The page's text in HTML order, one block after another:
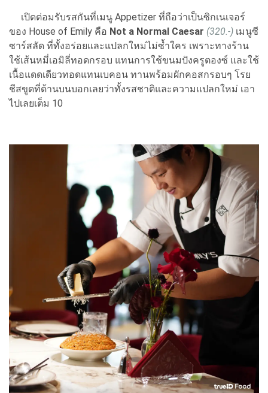
เปิดต่อมรับรสกันที่เมนู Appetizer ที่ถือว่าเป็นซิกเนเจอร์
ของ House of Emily คือ Not a Normal Caesar (320.-) เมนูซี
ซาร์สลัด ที่ทั้งอร่อยและแปลกใหม่ไม่ซ้ำใคร เพราะทางร้าน
ใช้เส้นหมี่เอมิลี่ทอดกรอบ แทนการใช้ขนมปังครูตองซ์ และใช้
เนื้อแดดเดียวทอดแทนเบคอน ทานพร้อมผักคอสกรอบๆ โรย
ชีสขูดที่ด้านบนบอกเลยว่าทั้งรสชาติและความแปลกใหม่ เอา
ไปเลยเต็ม 10